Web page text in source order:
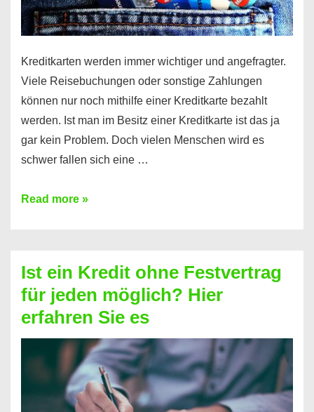
Kreditkarten werden immer wichtiger und angefragter.
Viele Reisebuchungen oder sonstige Zahlungen
können nur noch mithilfe einer Kreditkarte bezahlt
werden. Ist man im Besitz einer Kreditkarte ist das ja
gar kein Problem. Doch vielen Menschen wird es
schwer fallen sich eine …
Kreditkarte
Prepaid
ist
nicht
nur
für
Handy
Read more »
Ist ein Kredit ohne Festvertrag
für jeden möglich? Hier
erfahren Sie es